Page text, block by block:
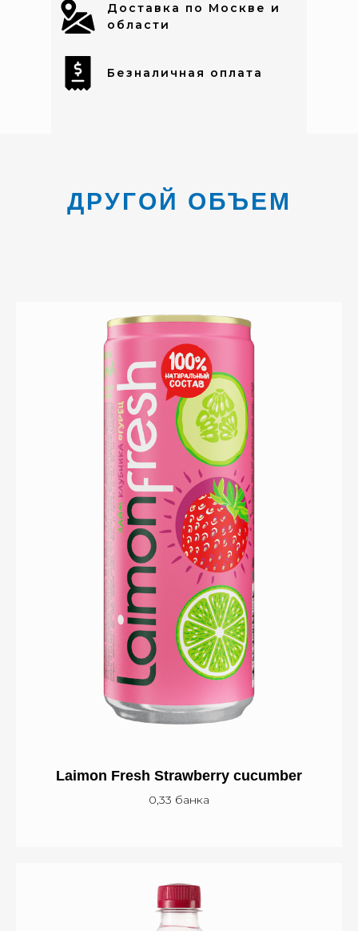
Доставка по Москве и
области
Безналичная оплата
ДРУГОЙ ОБЪЕМ
Laimon Fresh Strawberry cucumber
0,33 банка